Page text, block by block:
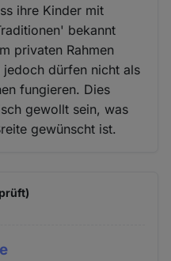
ihre Kinder mit
bekannt
privaten Rahmen
dürfen nicht als
fungieren. Dies
gewollt sein, was
gewünscht ist.